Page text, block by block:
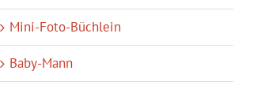
Mini-Foto-Büchlein
Baby-Mann